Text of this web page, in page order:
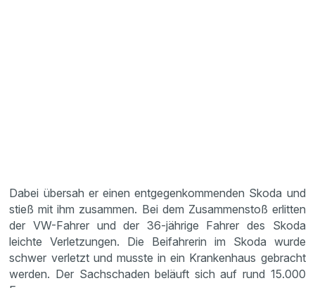
Dabei übersah er einen entgegenkommenden Skoda und
stieß mit ihm zusammen. Bei dem Zusammenstoß erlitten
der VW-Fahrer und der 36-jährige Fahrer des Skoda
leichte Verletzungen. Die Beifahrerin im Skoda wurde
schwer verletzt und musste in ein Krankenhaus gebracht
werden. Der Sachschaden beläuft sich auf rund 15.000